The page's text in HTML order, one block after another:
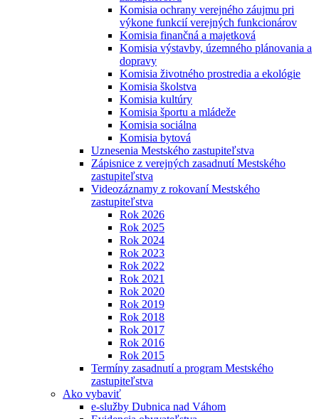
Komisia ochrany verejného záujmu pri
výkone funkcií verejných funkcionárov
Komisia finančná a majetková
Komisia výstavby, územného plánovania a
dopravy
Komisia životného prostredia a ekológie
Komisia školstva
Komisia kultúry
Komisia športu a mládeže
Komisia sociálna
Komisia bytová
Uznesenia Mestského zastupiteľstva
Zápisnice z verejných zasadnutí Mestského
zastupiteľstva
Videozáznamy z rokovaní Mestského
zastupiteľstva
Rok 2026
Rok 2025
Rok 2024
Rok 2023
Rok 2022
Rok 2021
Rok 2020
Rok 2019
Rok 2018
Rok 2017
Rok 2016
Rok 2015
Termíny zasadnutí a program Mestského
zastupiteľstva
Ako vybaviť
e-služby Dubnica nad Váhom